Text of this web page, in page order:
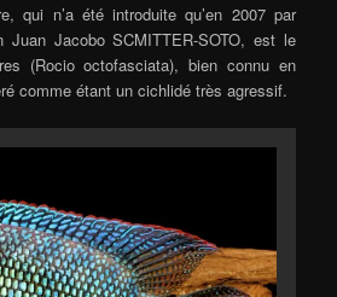
qui n’a été introduite qu’en 2007 par
Juan Jacobo SCMITTER-SOTO, est le
(Rocio octofasciata), bien connu en
comme étant un cichlidé très agressif.